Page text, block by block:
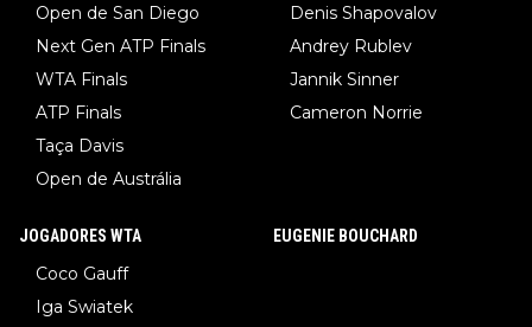
Open de San Diego
Next Gen ATP Finals
WTA Finals
ATP Finals
Taça Davis
Open de Austrália
Denis Shapovalov
Andrey Rublev
Jannik Sinner
Cameron Norrie
JOGADORES WTA
Coco Gauff
Iga Swiatek
EUGENIE BOUCHARD